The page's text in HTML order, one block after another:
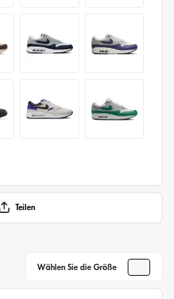
Teilen
Wählen Sie die Größe